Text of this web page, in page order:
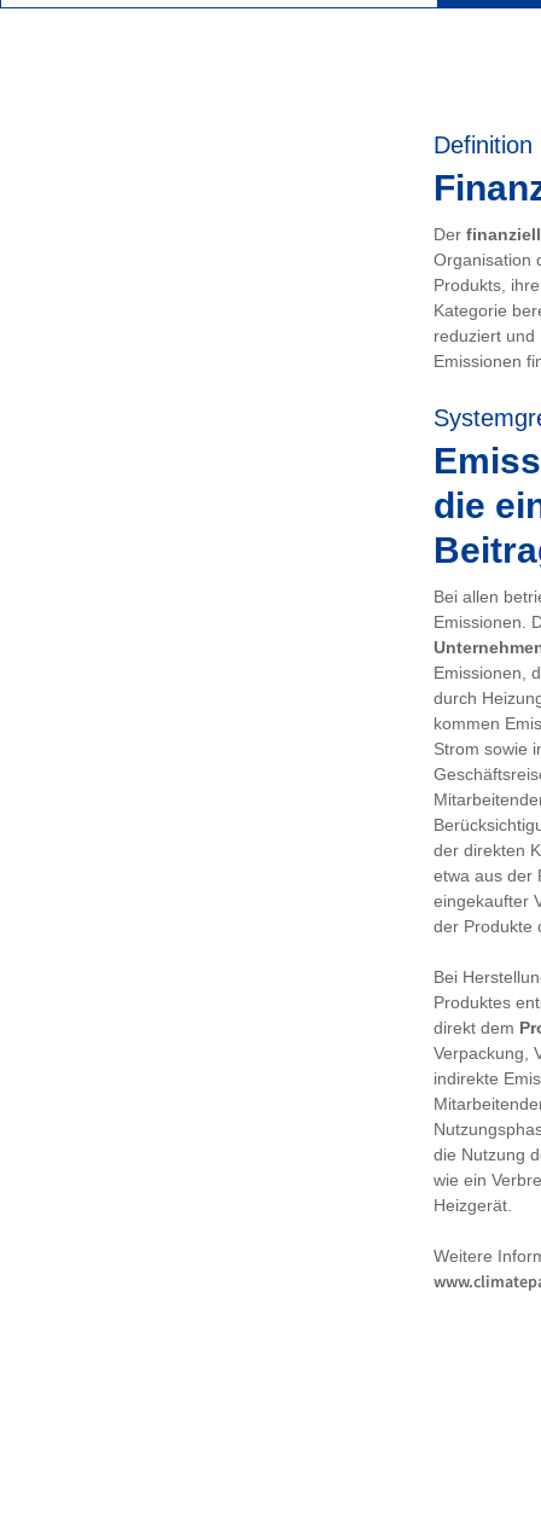
Definition
Der
Organisation
Produkts,
Kategorie
reduziert und
Emissionen
die
Bei allen
Emissionen.
Emissionen,
durch
kommen
Strom sowie
der direkten
etwa aus der
eingekaufter
der Produkte
Bei
Produktes
direkt dem
Verpackung,
indirekte
die Nutzung
wie ein
Heizgerät.
Weitere